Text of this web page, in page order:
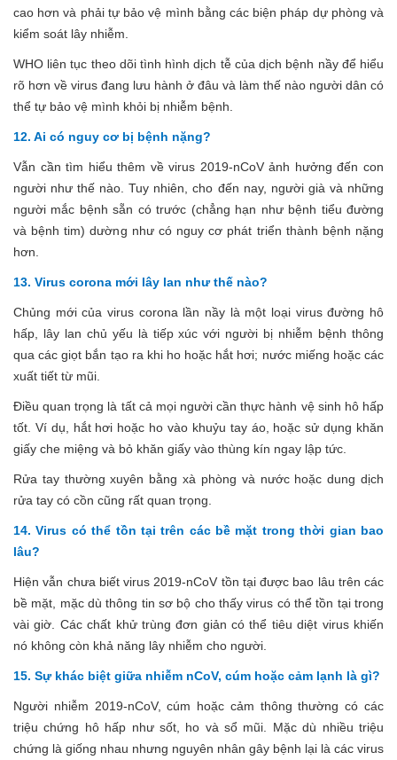
cao hơn và phải tự bảo vệ mình bằng các biện pháp dự phòng và
kiểm soát lây nhiễm.
WHO liên tục theo dõi tình hình dịch tễ của dịch bệnh nầy để hiểu
rõ hơn về virus đang lưu hành ở đâu và làm thế nào người dân có
thể tự bảo vệ mình khỏi bị nhiễm bệnh.
12. Ai có nguy cơ bị bệnh nặng?
Vẫn cần tìm hiểu thêm về virus 2019-nCoV ảnh hưởng đến con
người như thế nào. Tuy nhiên, cho đến nay, người già và những
người mắc bệnh sẵn có trước (chẳng hạn như bệnh tiểu đường
và bệnh tim) dường như có nguy cơ phát triển thành bệnh nặng
hơn.
13. Virus corona mới lây lan như thế nào?
Chủng mới của virus corona lần nầy là một loại virus đường hô
hấp, lây lan chủ yếu là tiếp xúc với người bị nhiễm bệnh thông
qua các giọt bắn tạo ra khi ho hoặc hắt hơi; nước miếng hoặc các
xuất tiết từ mũi.
Điều quan trọng là tất cả mọi người cần thực hành vệ sinh hô hấp
tốt. Ví dụ, hắt hơi hoặc ho vào khuỷu tay áo, hoặc sử dụng khăn
giấy che miệng và bỏ khăn giấy vào thùng kín ngay lập tức.
Rửa tay thường xuyên bằng xà phòng và nước hoặc dung dịch
rửa tay có cồn cũng rất quan trọng.
14. Virus có thể tồn tại trên các bề mặt trong thời gian bao
lâu?
Hiện vẫn chưa biết virus 2019-nCoV tồn tại được bao lâu trên các
bề mặt, mặc dù thông tin sơ bộ cho thấy virus có thể tồn tại trong
vài giờ. Các chất khử trùng đơn giản có thể tiêu diệt virus khiến
nó không còn khả năng lây nhiễm cho người.
15. Sự khác biệt giữa nhiễm nCoV, cúm hoặc cảm lạnh là gì?
Người nhiễm 2019-nCoV, cúm hoặc cảm thông thường có các
triệu chứng hô hấp như sốt, ho và sổ mũi. Mặc dù nhiều triệu
chứng là giống nhau nhưng nguyên nhân gây bệnh lại là các virus